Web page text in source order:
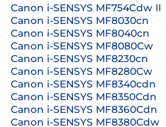
Canon i-SENSYS MF754Cdw II
Canon i-SENSYS MF8030cn
Canon i-SENSYS MF8040cn
Canon i-SENSYS MF8080Cw
Canon i-SENSYS MF8230cn
Canon i-SENSYS MF8280Cw
Canon i-SENSYS MF8340cdn
Canon i-SENSYS MF8350Cdn
Canon i-SENSYS MF8360Cdn
Canon i-SENSYS MF8380Cdw